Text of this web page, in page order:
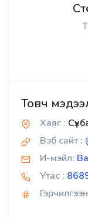
Товч
Хаяг :
Вэб сайт :
И-мэйл:
Утас :